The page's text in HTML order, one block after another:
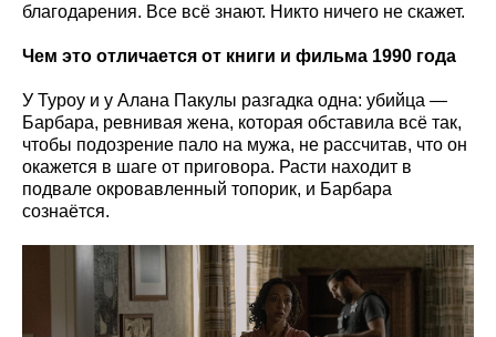
благодарения. Все всё знают. Никто ничего не скажет.
Чем это отличается от книги и фильма 1990 года
У Туроу и у Алана Пакулы разгадка одна: убийца —
Барбара, ревнивая жена, которая обставила всё так,
чтобы подозрение пало на мужа, не рассчитав, что он
окажется в шаге от приговора. Расти находит в
подвале окровавленный топорик, и Барбара
сознаётся.